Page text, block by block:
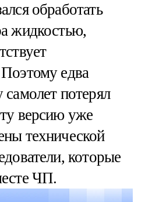
обработать
жидкостью,
едва
потерял
версию уже
технической
которые
ЧП.